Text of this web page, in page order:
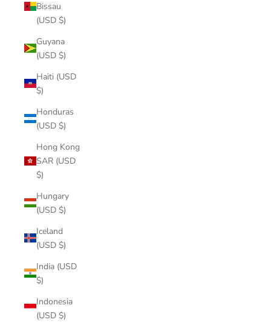
Bissau
(USD $)
Guyana
(USD $)
Haiti (USD
$)
Honduras
(USD $)
Hong Kong
SAR (USD
$)
Hungary
(USD $)
Iceland
(USD $)
India (USD
$)
Indonesia
(USD $)